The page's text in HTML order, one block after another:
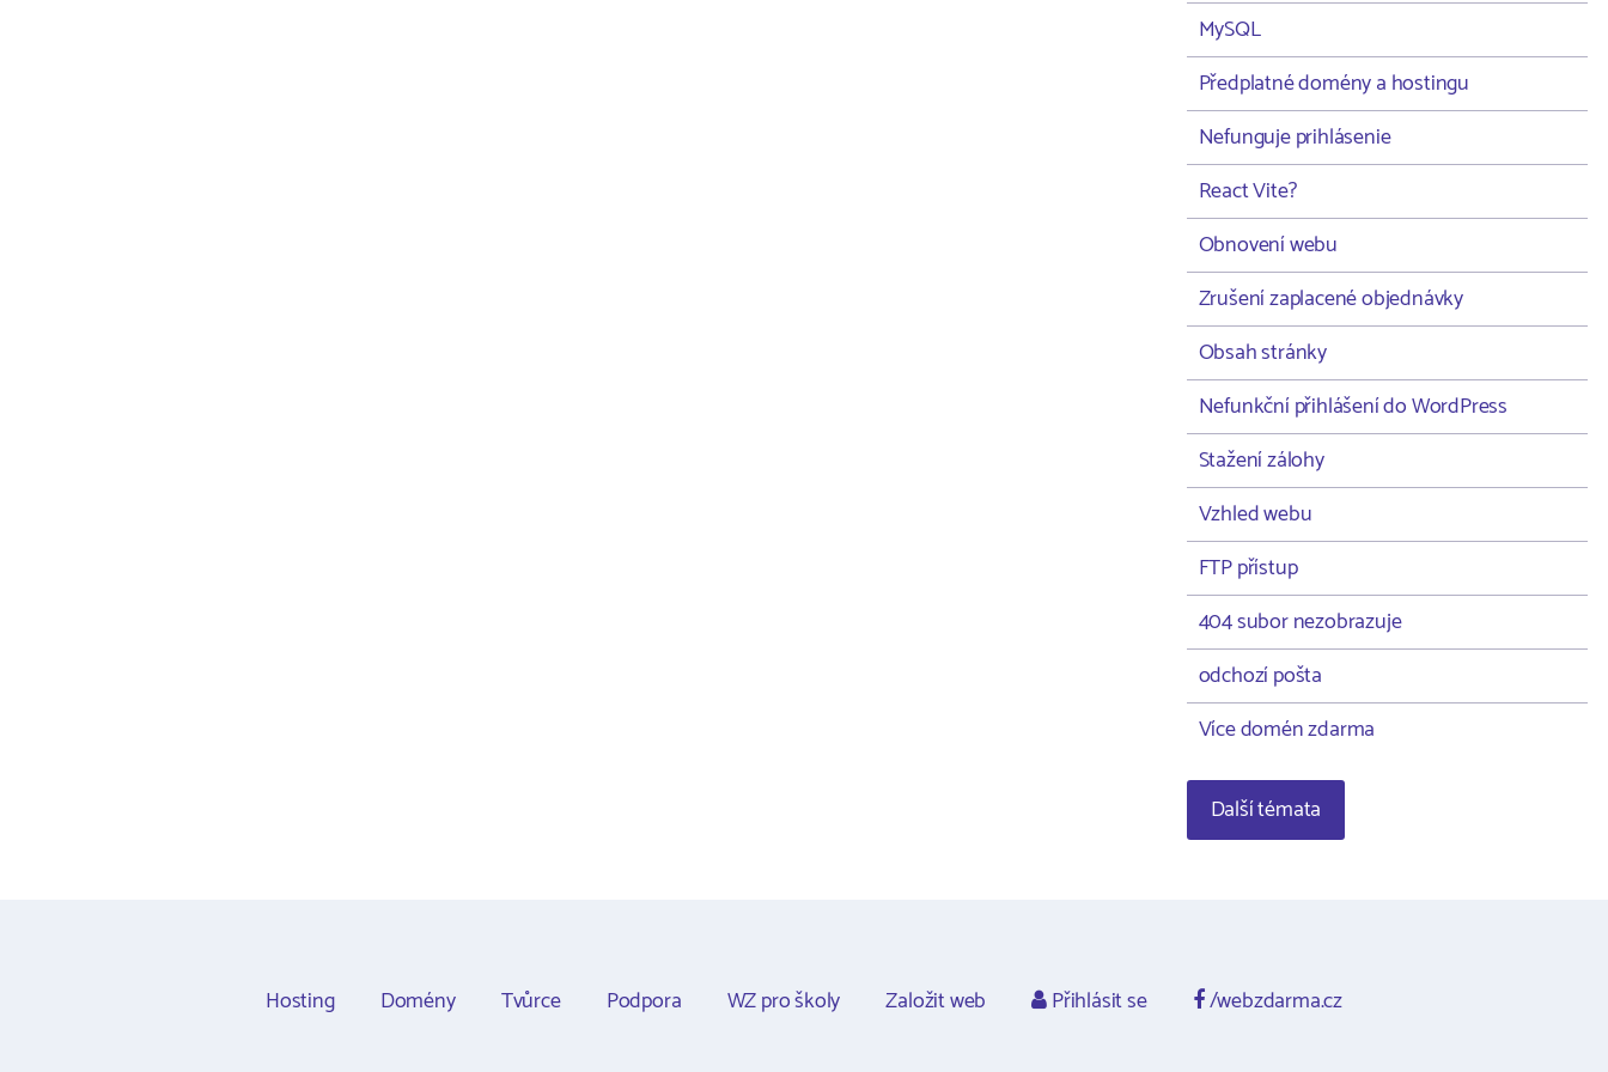
MySQL
Předplatné domény a hostingu
Nefunguje prihlásenie
React Vite?
Obnovení webu
Zrušení zaplacené objednávky
Obsah stránky
Nefunkční přihlášení do WordPress
Stažení zálohy
Vzhled webu
FTP přístup
404 subor nezobrazuje
odchozí pošta
Více domén zdarma
Další témata
Hosting Domény Tvůrce Podpora WZ pro školy Založit web Přihlásit se /webzdarma.cz